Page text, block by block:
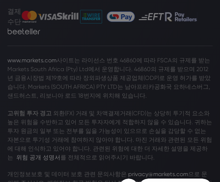
결제
수단
www.markets.com사이트는 라이선스 번호 46860에 따라 FSCA의 규제를 받는
Markets South Africa (Pty) Ltd에서 운영합니다. 46860의 규제를 받으며 2012
년 금융시장법 제19호에 따라 장외파생상품 제공업체(ODP)로 운영 허가를 받았
습니다. Markets (SOUTH AFRICA) PTY LTD는 남아프리카공화국 요하네스버그,
샌드허스트, 리보니아 로드 18번지에 위치해 있습니다.
고위험 투자 경고 외환(FX) 거래 및 차액결제거래(CFD)는 상당히 투기적 요소와
높은 위험을 수반하고 있어 모든 투자자에게 적합하지 않을 수 있습니다. 귀하는
투자 원금의 일부 또는 전부를 잃을 가능성이 있으므로 손실을 감당할 수 없는
자본으로 투기성 거래에 참여하지 않아야 합니다. 마진 거래와 관련된 모든 위험
에 대해 인식하고 있어야 합니다. 관련된 위험에 대한 더 자세한 설명을 제공하
는 위험 공개 성명서 를 전체적으로 읽어주시기 바랍니다.
개인정보보호 및 데이터 보호 관련 문의사항은 privacy@markets.com으로 문